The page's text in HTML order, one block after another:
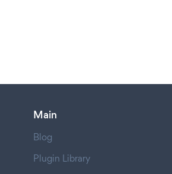
Main
Blog
Plugin Library